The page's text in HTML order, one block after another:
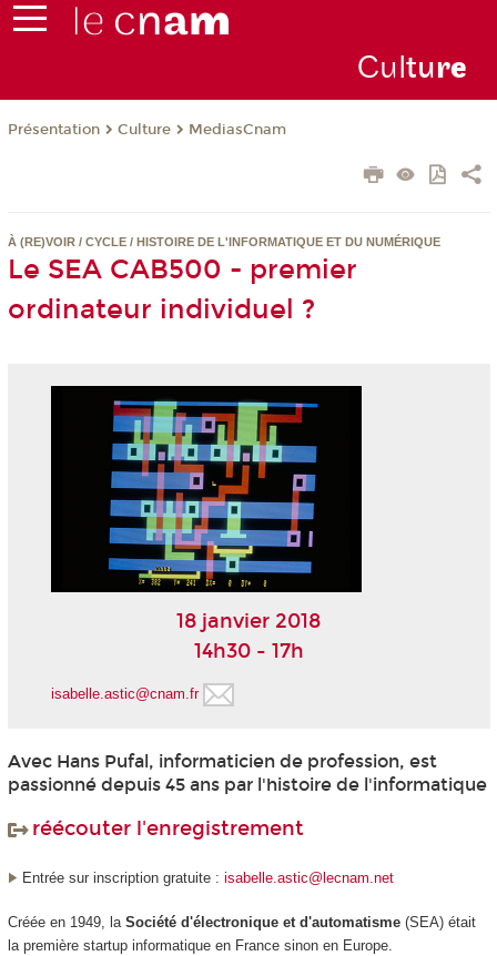
Culture
Présentation Culture MediasCnam
À (RE)VOIR / CYCLE / HISTOIRE DE L'INFORMATIQUE ET DU NUMÉRIQUE
Le SEA CAB500 - premier
ordinateur individuel ?
18 janvier 2018
14h30 - 17h
isabelle.astic@cnam.fr
Avec Hans Pufal, informaticien de profession, est
passionné depuis 45 ans par l'histoire de l'informatique
réécouter l'enregistrement
Entrée sur inscription gratuite : isabelle.astic@lecnam.net
Créée en 1949, la Société d'électronique et d'automatisme(SEA) était
la première startup informatique en France sinon en Europe.